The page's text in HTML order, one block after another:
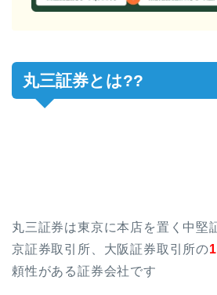
丸三証券とは??
丸三証券は東京に本店を置く中堅
京証券取引所、大阪証券取引所の
頼性がある証券会社です